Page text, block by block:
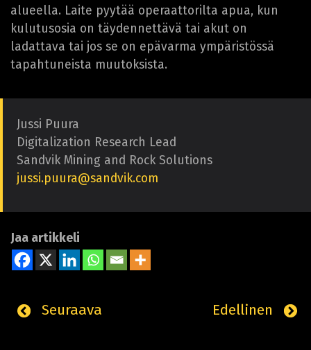
alueella. Laite pyytää operaattorilta apua, kun
kulutusosia on täydennettävä tai akut on
ladattava tai jos se on epävarma ympäristössä
tapahtuneista muutoksista.
Jussi Puura
Digitalization Research Lead
Sandvik Mining and Rock Solutions
jussi.puura@sandvik.com
Jaa artikkeli
Edellinen
Seuraava